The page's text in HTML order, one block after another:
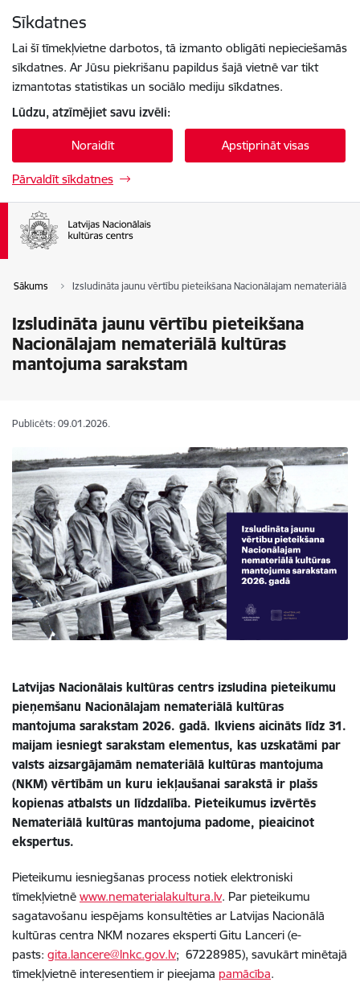
Sīkdatnes
Lai šī tīmekļvietne darbotos, tā izmanto obligāti nepieciešamās
sīkdatnes. Ar Jūsu piekrišanu papildus šajā vietnē var tikt
izmantotas statistikas un sociālo mediju sīkdatnes.
Lūdzu, atzīmējiet savu izvēli:
Noraidīt Apstiprināt visas
Pārvaldīt sīkdatnes
Sākums Izsludināta jaunu vērtību pieteikšana Nacionālajam nemateriālā
Izsludināta jaunu vērtību pieteikšana
Nacionālajam nemateriālā kultūras
mantojuma sarakstam
Publicēts: 09.01.2026.
Latvijas Nacionālais kultūras centrs izsludina pieteikumu
pieņemšanu Nacionālajam nemateriālā kultūras
mantojuma sarakstam 2026. gadā. Ikviens aicināts līdz 31.
maijam iesniegt sarakstam elementus, kas uzskatāmi par
valsts aizsargājamām nemateriālā kultūras mantojuma
(NKM) vērtībām un kuru iekļaušanai sarakstā ir plašs
kopienas atbalsts un līdzdalība. Pieteikumus izvērtēs
Nemateriālā kultūras mantojuma padome, pieaicinot
ekspertus.
Pieteikumu iesniegšanas process notiek elektroniski
tīmekļvietnē www.nematerialakultura.lv. Par pieteikumu
sagatavošanu iespējams konsultēties ar Latvijas Nacionālā
kultūras centra NKM nozares eksperti Gitu Lanceri (e-
pasts: gita.lancere@lnkc.gov.lv; 67228985), savukārt minētajā
tīmekļvietnē interesentiem ir pieejama pamācība.